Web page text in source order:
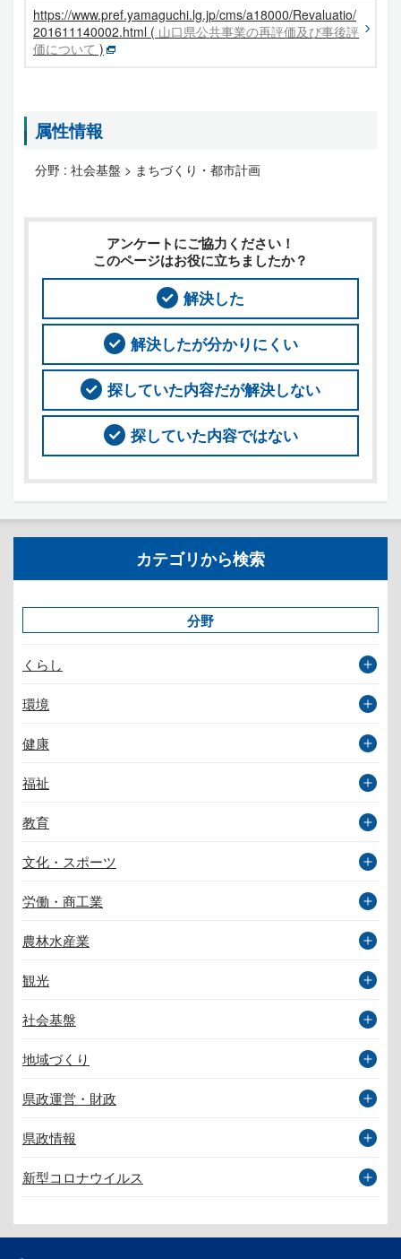
https://www.pref.yamaguchi.lg.jp/cms/a18000/Revaluatio/
201611140002.html ( 山口県公共事業の再評価及び事後評
価について )
属性情報
分野 : 社会基盤 > まちづくり・都市計画
アンケートにご協力ください！
このページはお役に立ちましたか？
解決した
解決したが分かりにくい
探していた内容だが解決しない
探していた内容ではない
カテゴリから検索
分野
くらし
環境
健康
福祉
教育
文化・スポーツ
労働・商工業
農林水産業
観光
社会基盤
地域づくり
県政運営・財政
県政情報
新型コロナウイルス